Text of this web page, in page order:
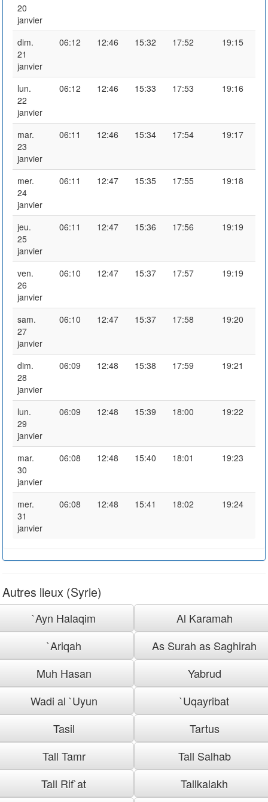
20
janvier
dim.
21
janvier
06:12 12:46 15:32 17:52 19:15
lun.
22
janvier
06:12 12:46 15:33 17:53 19:16
mar.
23
janvier
06:11 12:46 15:34 17:54 19:17
mer.
24
janvier
06:11 12:47 15:35 17:55 19:18
jeu.
25
janvier
06:11 12:47 15:36 17:56 19:19
ven.
26
janvier
06:10 12:47 15:37 17:57 19:19
sam.
27
janvier
06:10 12:47 15:37 17:58 19:20
dim.
28
janvier
06:09 12:48 15:38 17:59 19:21
lun.
29
janvier
06:09 12:48 15:39 18:00 19:22
mar.
30
janvier
06:08 12:48 15:40 18:01 19:23
mer.
31
janvier
06:08 12:48 15:41 18:02 19:24
Autres lieux (Syrie)
`Ayn Halaqim
Al Karamah
`Ariqah
As Surah as Saghirah
Muh Hasan
Yabrud
Wadi al `Uyun
`Uqayribat
Tasil
Tartus
Tall Tamr
Tall Salhab
Tall Rif`at
Tallkalakh